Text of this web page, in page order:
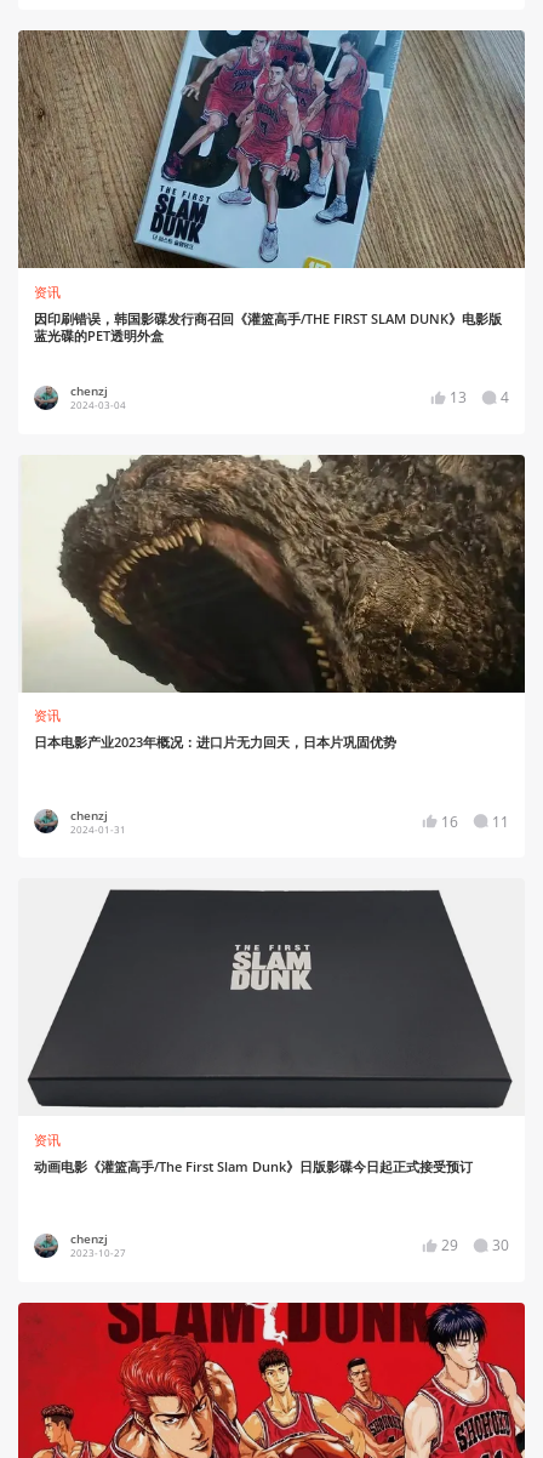
资讯
因印刷错误，韩国影碟发行商召回《灌篮高手/THE FIRST SLAM DUNK》电影版
蓝光碟的PET透明外盒
chenzj
2024-03-04 13 4
资讯
日本电影产业2023年概况：进口片无力回天，日本片巩固优势
chenzj
2024-01-31 16 11
资讯
动画电影《灌篮高手/The First Slam Dunk》日版影碟今日起正式接受预订
chenzj
2023-10-27 29 30